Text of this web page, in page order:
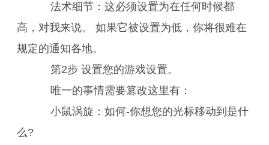
法术细节：这必须设置为在任何时候都
高，对我来说。 如果它被设置为低，你将很难在
规定的通知各地。
第2步 设置您的游戏设置。
唯一的事情需要篡改这里有：
小鼠涡旋：如何-你想您的光标移动到是什
么?